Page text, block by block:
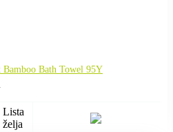
Bath Towel 95Y
Lista
želja